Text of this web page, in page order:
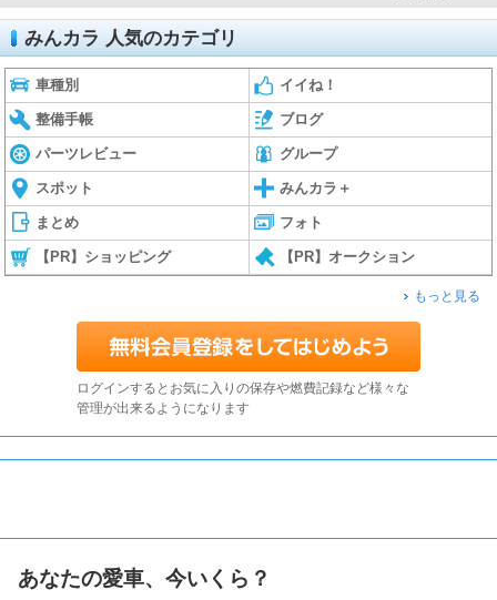
みんカラ 人気のカテゴリ
車種別 イイね！
整備手帳 ブログ
パーツレビュー グループ
スポット みんカラ＋
まとめ フォト
【PR】ショッピング 【PR】オークション
もっと見る
ログインするとお気に入りの保存や燃費記録など様々な
管理が出来るようになります
あなたの愛車、今いくら？